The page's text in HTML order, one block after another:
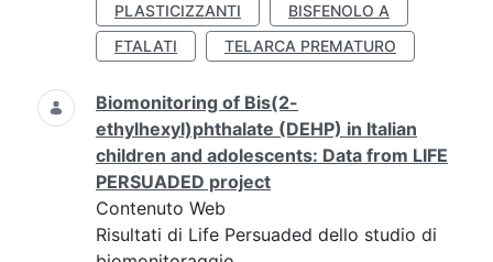
PLASTICIZZANTI
BISFENOLO A
FTALATI
TELARCA PREMATURO
Biomonitoring of Bis(2-
ethylhexyl)phthalate (DEHP) in Italian
children and adolescents: Data from LIFE
PERSUADED project
Contenuto Web
Risultati di Life Persuaded dello studio di